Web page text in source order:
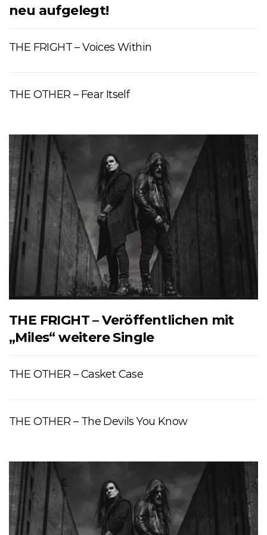
neu aufgelegt!
THE FRIGHT – Voices Within
THE OTHER – Fear Itself
THE FRIGHT – Veröffentlichen mit
„Miles“ weitere Single
THE OTHER – Casket Case
THE OTHER – The Devils You Know